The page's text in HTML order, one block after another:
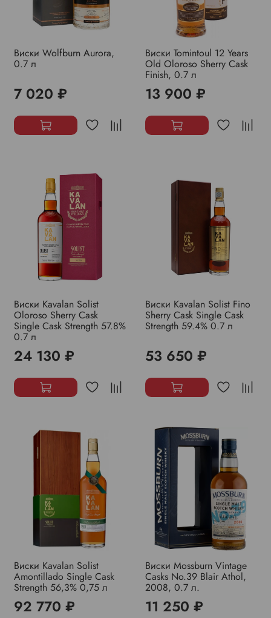
Виски Wolfburn Aurora,
0.7 л
7 020 ₽
Виски Tomintoul 12 Years
Old Oloroso Sherry Cask
Finish, 0.7 л
13 900 ₽
Виски Kavalan Solist
Oloroso Sherry Cask
Single Cask Strength 57.8%
0.7 л
24 130 ₽
Виски Kavalan Solist Fino
Sherry Cask Single Cask
Strength 59.4% 0.7 л
53 650 ₽
Виски Kavalan Solist
Amontillado Single Cask
Strength 56,3% 0,75 л
92 770 ₽
Виски Mossburn Vintage
Casks No.39 Blair Athol,
2008, 0.7 л.
11 250 ₽